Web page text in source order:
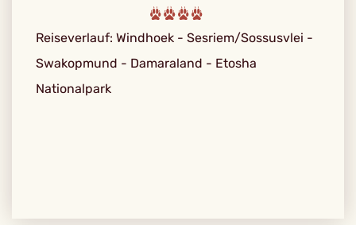
Reiseverlauf: Windhoek - Sesriem/Sossusvlei -
Swakopmund - Damaraland - Etosha
Nationalpark